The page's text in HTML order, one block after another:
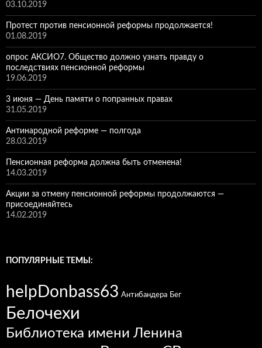
03.10.2019
Протест против пенсионной реформы продолжается!
01.08.2019
опрос АКСИО7. Общество должно узнать правду о
последствиях пенсионной реформы
19.06.2019
3 июня — День памяти о попранных правах
31.05.2019
Антинародной реформе — полгода
28.03.2019
Пенсионная реформа должна быть отменена!
14.03.2019
Акции за отмену пенсионной реформы продолжаются —
присоединяйтесь
14.02.2019
ПОПУЛЯРНЫЕ ТЕМЫ:
helpDonbass63 Антибандера Бег
Белочехи
Библиотека имени Ленина